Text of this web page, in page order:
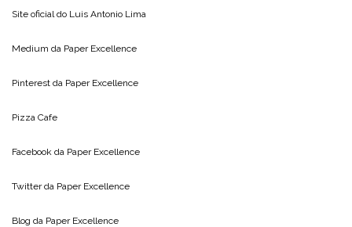
Site oficial do Luis Antonio Lima
Medium da Paper Excellence
Pinterest da Paper Excellence
Pizza Cafe
Facebook da Paper Excellence
Twitter da Paper Excellence
Blog da Paper Excellence